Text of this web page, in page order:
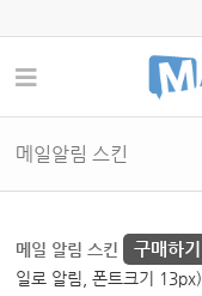
메일알림 스킨
메일 알림 스킨 구매하기
일로 알림, 폰트크기 13px)